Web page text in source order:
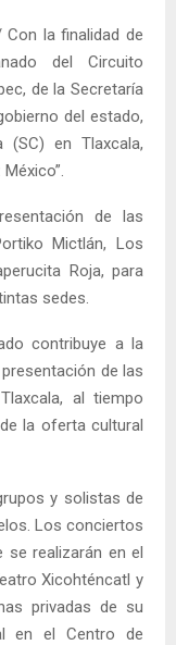
Con la finalidad de
del Circuito
de la Secretaría
del estado,
en Tlaxcala,
de las
Mictlán, Los
Roja, para
sedes.
contribuye a la
de las
al tiempo
la oferta cultural
y solistas de
Los conciertos
realizarán en el
Xicohténcatl y
privadas de su
en el Centro de